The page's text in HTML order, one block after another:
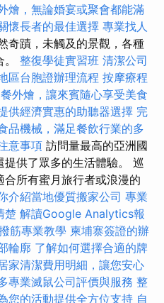
燴，無論婚宴或聚會都能滿
懷長者的最佳選擇 專業找人
奇蹟，未觸及的景觀，各種
整復學徒實習班 清潔公司
區台胞證辦理流程 按摩療程
外燴，讓來賓隨心享受美食
供經濟實惠的助聽器選擇 完
品機械，滿足餐飲行業的多
意事項 訪問量最高的亞洲國
供了眾多的生活體驗。 巡
所有蜜月旅行者或浪漫的
介紹當地優質搬家公司 專業
楚 解讀Google Analytics報
筋專業教學 柬埔寨簽證的辦
輪廓 了解如何選擇合適的牌
家清潔費用明細，讓您安心
專業滅鼠公司評價與服務 整
您的活動提供全方位支持 自